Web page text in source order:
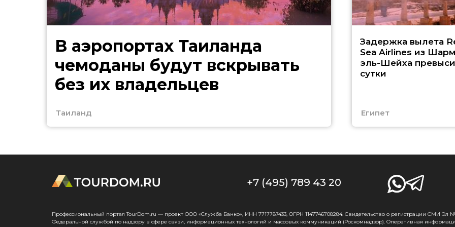
В аэропортах Таиланда
чемоданы будут вскрывать
без их владельцев
Таиланд
Задержка вылета
Sea Airlines из
эль-Шейха
сутки
Египет
+7 (495) 789 43 20
Профессиональный портал TourDom.ru — проект ООО «Служба Банко», ИНН 7717787433, ОГРН 1147746708284. Свидетельство о регистрации СМИ Эл №
Федеральной службой по надзору в сфере связи, информационных технологий и массовых коммуникаций (Роскомнадзор). Оперативная